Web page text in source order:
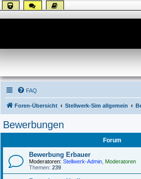
FAQ
Foren-Übersicht Stellwerk-Sim allgemein
Bewerbungen
Forum
Bewerbung Erbauer
Moderatoren: Stellwerk-Admin Moderatoren
Themen: 239